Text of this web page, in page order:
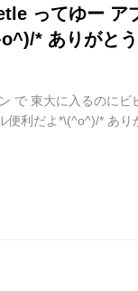
ってゆー ア
* ありがと
で 東大に入るのにビ
利だよ*\(^o^)/* あり